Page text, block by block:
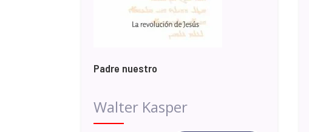
Padre nuestro
Walter Kasper